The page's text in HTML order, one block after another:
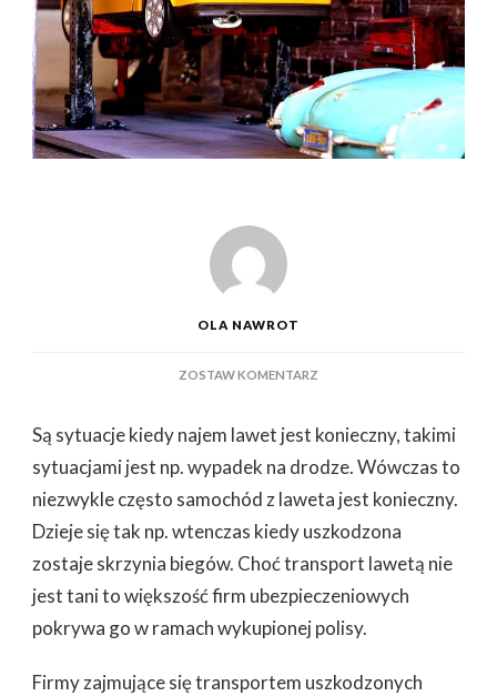
OLA NAWROT
ZOSTAW KOMENTARZ
WŁAŚCIWIE
WYNAJĄĆ
CZY
TEŻ
WEZWAĆ
POMOC
Są sytuacje kiedy najem lawet jest konieczny, takimi
sytuacjami jest np. wypadek na drodze. Wówczas to
niezwykle często samochód z laweta jest konieczny.
Dzieje się tak np. wtenczas kiedy uszkodzona
zostaje skrzynia biegów. Choć transport lawetą nie
jest tani to większość firm ubezpieczeniowych
pokrywa go w ramach wykupionej polisy.
Firmy zajmujące się transportem uszkodzonych